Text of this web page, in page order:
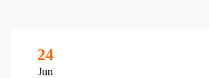
24
Jun